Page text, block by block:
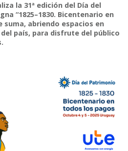
la 31ª edición del Día del
“1825–1830. Bicentenario en
suma, abriendo espacios en
país, para disfrute del público